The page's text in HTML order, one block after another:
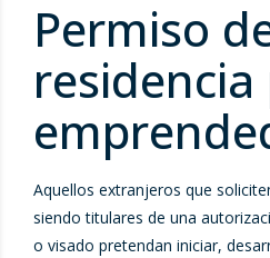
Permiso
residencia
Aquellos extranjeros que
siendo titulares de una
o visado pretendan iniciar,